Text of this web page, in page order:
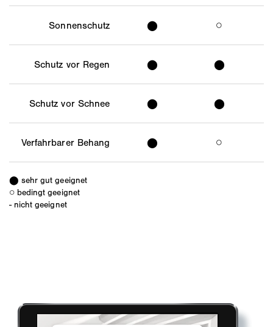
Sonnenschutz ⬤ ○
Schutz vor Regen ⬤ ⬤
Schutz vor Schnee ⬤ ⬤
Verfahrbarer Behang ⬤ ○
⬤ sehr gut geeignet
○ bedingt geeignet
- nicht geeignet